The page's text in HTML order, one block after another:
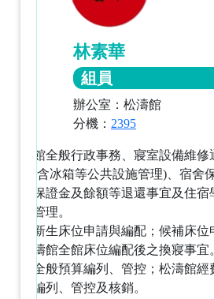
林素華
組員
辦公室：松濤館
分機： 2395
濤三館全般行政事務、寢室設備維修
保管(含冰箱等公共設施管理)、宿舍
值卡保證金及餘額等退還事宜及住宿
導與管理。
外生新生床位申請與編配；候補床位
籌松濤館全館床位編配後之換寢事宜
輔組全般預算編列、管控；松濤館經
預算編列、管控及核銷。